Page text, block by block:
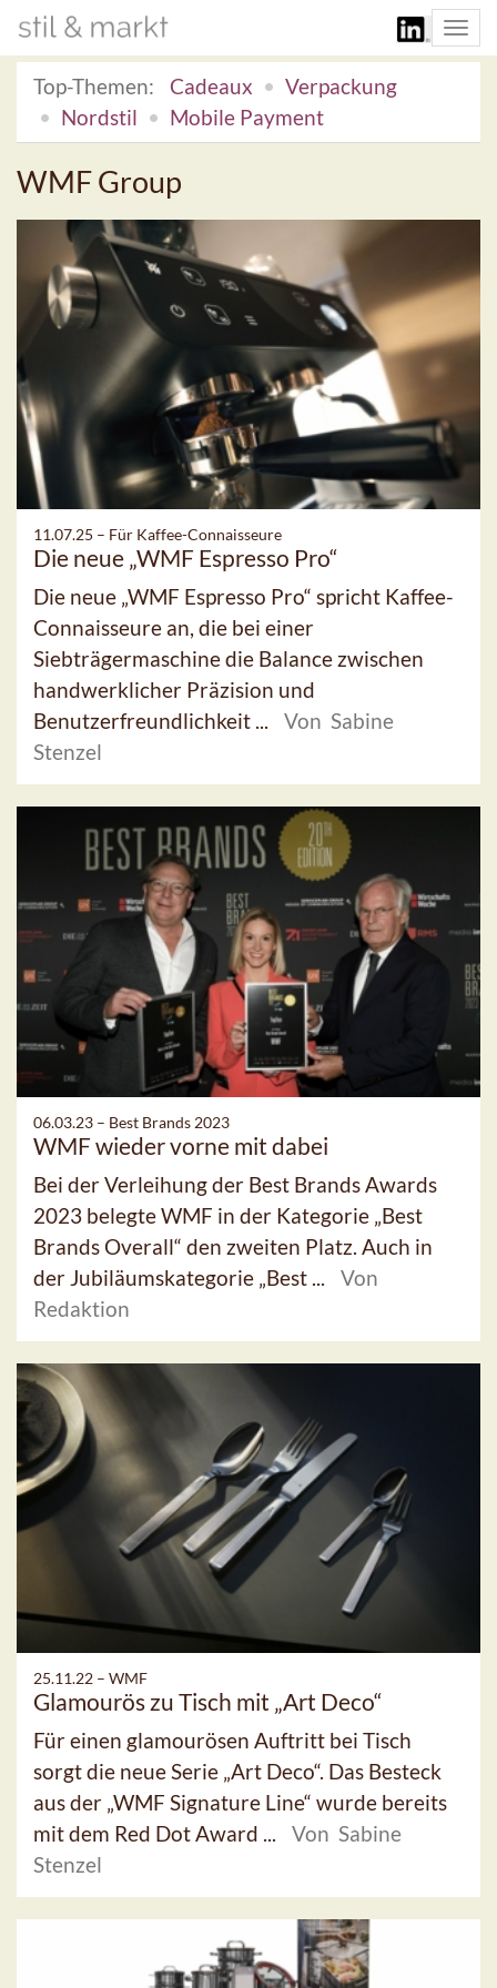
Top-Themen:
Cadeaux
Verpackung
Nordstil
Mobile Payment
WMF Group
11.07.25 – Für Kaffee-Connaisseure
Die neue „WMF Espresso Pro“
Die neue „WMF Espresso Pro“ spricht Kaffee-
Connaisseure an, die bei einer
Siebträgermaschine die Balance zwischen
handwerklicher Präzision und
Benutzerfreundlichkeit ...
Von Sabine
Stenzel
06.03.23 – Best Brands 2023
WMF wieder vorne mit dabei
Bei der Verleihung der Best Brands Awards
2023 belegte WMF in der Kategorie „Best
Brands Overall“ den zweiten Platz. Auch in
der Jubiläumskategorie „Best ...
Von
Redaktion
25.11.22 – WMF
Glamourös zu Tisch mit „Art Deco“
Für einen glamourösen Auftritt bei Tisch
sorgt die neue Serie „Art Deco“. Das Besteck
aus der „WMF Signature Line“ wurde bereits
mit dem Red Dot Award ...
Von Sabine
Stenzel